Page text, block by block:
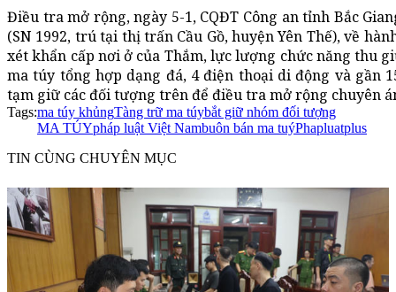
Điều tra mở rộng, ngày 5-1, CQĐT Công an tỉnh Bắc
(SN 1992, trú tại thị trấn Cầu Gồ, huyện Yên Thế), về
xét khẩn cấp nơi ở của Thắm, lực lượng chức năng thu
ma túy tổng hợp dạng đá, 4 điện thoại di động và gần
tạm giữ các đối tượng trên để điều tra mở rộng chuyên
Tags:ma túy khủngTàng trữ ma túybắt giữ nhóm đối tượng
MA TÚYpháp luật Việt Nambuôn bán ma tuýPhapluatplus
TIN CÙNG CHUYÊN MỤC